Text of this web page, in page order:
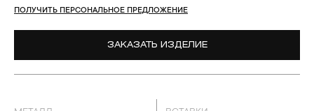
ПОЛУЧИТЬ ПЕРСОНАЛЬНОЕ ПРЕДЛОЖЕНИЕ
ЗАКАЗАТЬ ИЗДЕЛИЕ